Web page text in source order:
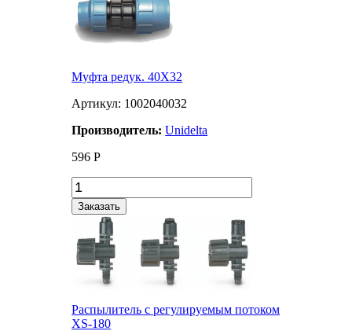
Муфта редук. 40X32
Артикул: 1002040032
Производитель:Unidelta
596 Р
Заказать
Распылитель с регулируемым потоком
XS-180